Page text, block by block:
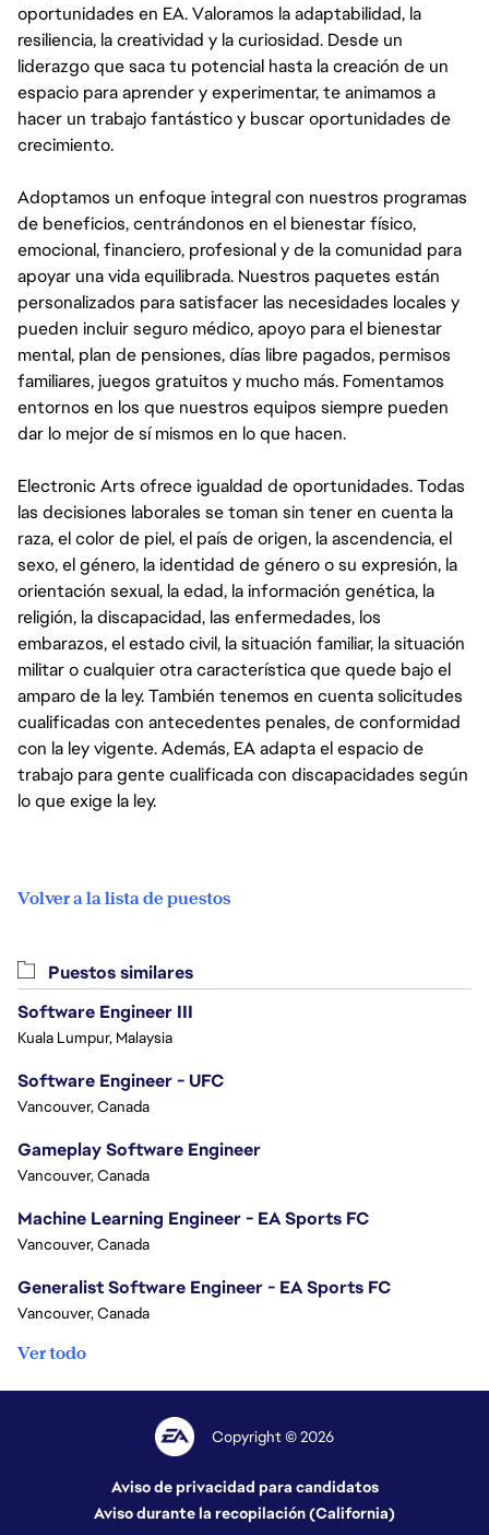
oportunidades en EA. Valoramos la adaptabilidad, la
resiliencia, la creatividad y la curiosidad. Desde un
liderazgo que saca tu potencial hasta la creación de un
espacio para aprender y experimentar, te animamos a
hacer un trabajo fantástico y buscar oportunidades de
crecimiento.
Adoptamos un enfoque integral con nuestros programas
de beneficios, centrándonos en el bienestar físico,
emocional, financiero, profesional y de la comunidad para
apoyar una vida equilibrada. Nuestros paquetes están
personalizados para satisfacer las necesidades locales y
pueden incluir seguro médico, apoyo para el bienestar
mental, plan de pensiones, días libre pagados, permisos
familiares, juegos gratuitos y mucho más. Fomentamos
entornos en los que nuestros equipos siempre pueden
dar lo mejor de sí mismos en lo que hacen.
Electronic Arts ofrece igualdad de oportunidades. Todas
las decisiones laborales se toman sin tener en cuenta la
raza, el color de piel, el país de origen, la ascendencia, el
sexo, el género, la identidad de género o su expresión, la
orientación sexual, la edad, la información genética, la
religión, la discapacidad, las enfermedades, los
embarazos, el estado civil, la situación familiar, la situación
militar o cualquier otra característica que quede bajo el
amparo de la ley. También tenemos en cuenta solicitudes
cualificadas con antecedentes penales, de conformidad
con la ley vigente. Además, EA adapta el espacio de
trabajo para gente cualificada con discapacidades según
lo que exige la ley.
Volver a la lista de puestos
Puestos similares
Software Engineer III
Kuala Lumpur, Malaysia
Software Engineer - UFC
Vancouver, Canada
Gameplay Software Engineer
Vancouver, Canada
Machine Learning Engineer - EA Sports FC
Vancouver, Canada
Generalist Software Engineer - EA Sports FC
Vancouver, Canada
Ver todo
Copyright © 2026
Aviso de privacidad para candidatos
Aviso durante la recopilación (California)